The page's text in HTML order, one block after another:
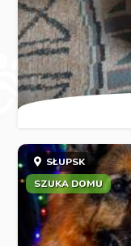
SŁUPSK
SZUKA DOMU